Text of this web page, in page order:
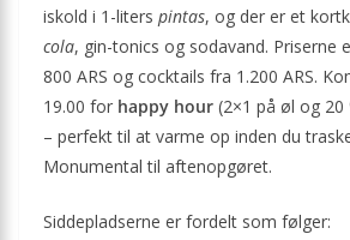
iskold i 1-liters pintas, og der er et
cola, gin-tonics og sodavand. Priserne
800 ARS og cocktails fra 1.200 ARS.
19.00 for happy hour (2×1 på øl og 20
– perfekt til at varme op inden du
Monumental til aftenopgøret.
Siddepladserne er fordelt som følger: